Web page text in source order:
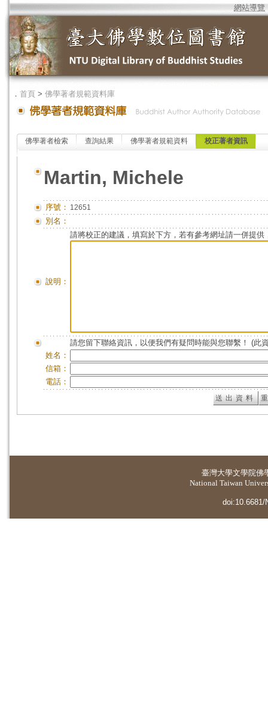
網站導覽
． 首頁 > 佛學著者規範資料庫
佛學著者檢索 查詢結果 佛學著者規範資料 校正著者資訊
Martin, Michele
序號： 12651
別名：
說明：
請將校正的建議，填寫於下方，若有參考網址請一併提供
請您留下聯絡資訊，以便我們有疑問時能與您聯繫！ (此
姓名：
信箱：
電話：
臺灣大學文學院佛
National Taiwan
doi:10.6681/